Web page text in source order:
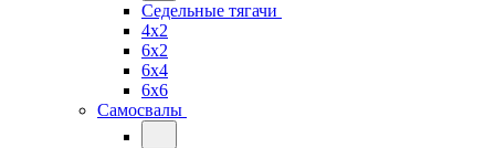
Седельные тягачи
4x2
6x2
6x4
6x6
Самосвалы